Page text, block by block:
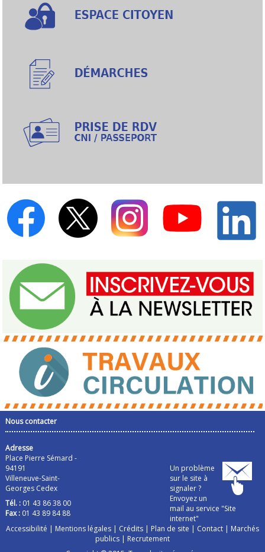
Nous contacter
Adresse
Place Pierre Sémard -
94191
Villeneuve-Saint-
Georges Cedex
Tél. :01 43 86 38 00
Fax :01 43 89 84 88
Un problème
sur le site à
signaler ?
Envoyez un
mail au service "Site
internet"
Accessibilité | Mentions légales | Crédits | Plan de site | Contact | Marchés
publics | Recrutement